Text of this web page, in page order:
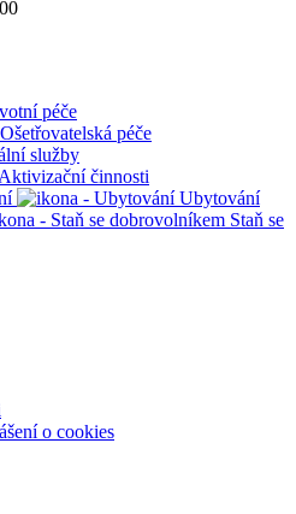
péče
Ošetřovatelská péče
služby
Aktivizační činnosti
Ubytování
Staň se
o cookies